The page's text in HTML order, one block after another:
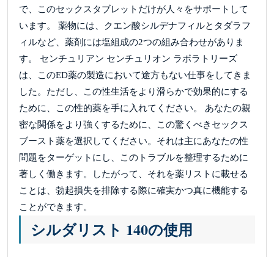
で、このセックスタブレットだけが人々をサポートして
います。 薬物には、クエン酸シルデナフィルとタダラフ
ィルなど、薬剤には塩組成の2つの組み合わせがありま
す。 センチュリアン センチュリオン ラボラトリーズ
は、このED薬の製造において途方もない仕事をしてきま
した。ただし、この性生活をより滑らかで効果的にする
ために、この性的薬を手に入れてください。 あなたの親
密な関係をより強くするために、この驚くべきセックス
ブースト薬を選択してください。それは主にあなたの性
問題をターゲットにし、このトラブルを整理するために
著しく働きます。したがって、それを薬リストに載せる
ことは、勃起損失を排除する際に確実かつ真に機能する
ことができます。
シルダリスト 140の使用